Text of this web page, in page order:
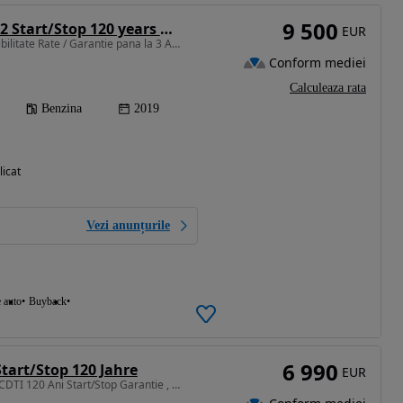
Opel Crossland 1.2 Start/Stop 120 years Aut.
1199 cm3 • 110 CP • Posibilitate Rate / Garantie pana la 3 Ani/ Istoric Service
Benzina 2019
Vezi anunțurile
auto Buyback
9 500 EUR
Conform mediei
Calculeaza rata
Stop 120 Jahre
1598 cm3 • 110 CP • 1.6 CDTI 120 Ani Start/Stop Garantie , Rate 6 990 EUR